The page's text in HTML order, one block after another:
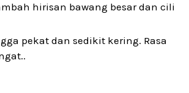
hirisan bawang besar dan cili
pekat dan sedikit kering. Rasa